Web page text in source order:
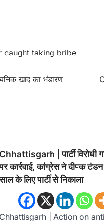
caught taking bribe
खाद का भंडारण
Chhattisgarh | पार्टी विरोधी
कार्रवाई, कांग्रेस ने दीपक
के लिए पार्टी से निकाला
Chhattisgarh | Action on